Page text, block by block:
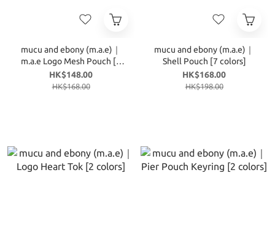
mucu and ebony (m.a.e)｜
m.a.e Logo Mesh Pouch [3
colors]
HK$148.00
HK$168.00
mucu and ebony (m.a.e)｜
Shell Pouch [7 colors]
HK$168.00
HK$198.00